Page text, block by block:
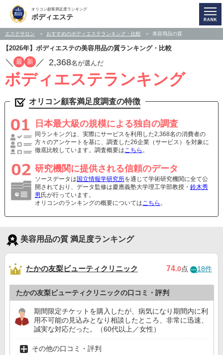
オリコン顧客満足度ランキング
ボディエステ
エステサロン おすすめのボディエステランキング・比較 美容用品の質
【2026年】ボディエステの美容用品の質ランキング・比較
／ 最 新 ／ 2,368名が選んだ
ボディエステランキング
オリコン顧客満足度調査の特徴
日本最大級の規模による独自の調査
同ランキングは、実際にサービスを利用した2,368名の消費者の
方々のアンケートを基に、調査した26企業（サービス）を対象に
徹底比較しています。調査概要はこちら 。
研究機関に提供される信頼のデータ
ソースデータは 国立情報学研究所を通じて学術研究機関に全て公
開されており、データ監修は慶應義塾大学理工学部教授・ 鈴木秀
男 氏が行っています。
オリコンのランキングの概要についてはこちら 。
美容用品の質 満足度ランキング
たかの友梨ビューティクリニック 74.0点 18件
たかの友梨ビューティクリニックの口コミ・評判
期間限定チケットを購入したが、病気になり期間内に利
用不可能の見込みとなり相談したところ、非常に迅速、
誠実な対応だった。（60代以上／女性）
その他の口コミ・評判